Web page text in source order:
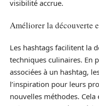
visibilité accrue.
Améliorer la découverte
Les hashtags facilitent la
techniques culinaires. En
associées à un hashtag,
l’inspiration pour leurs
nouvelles méthodes.